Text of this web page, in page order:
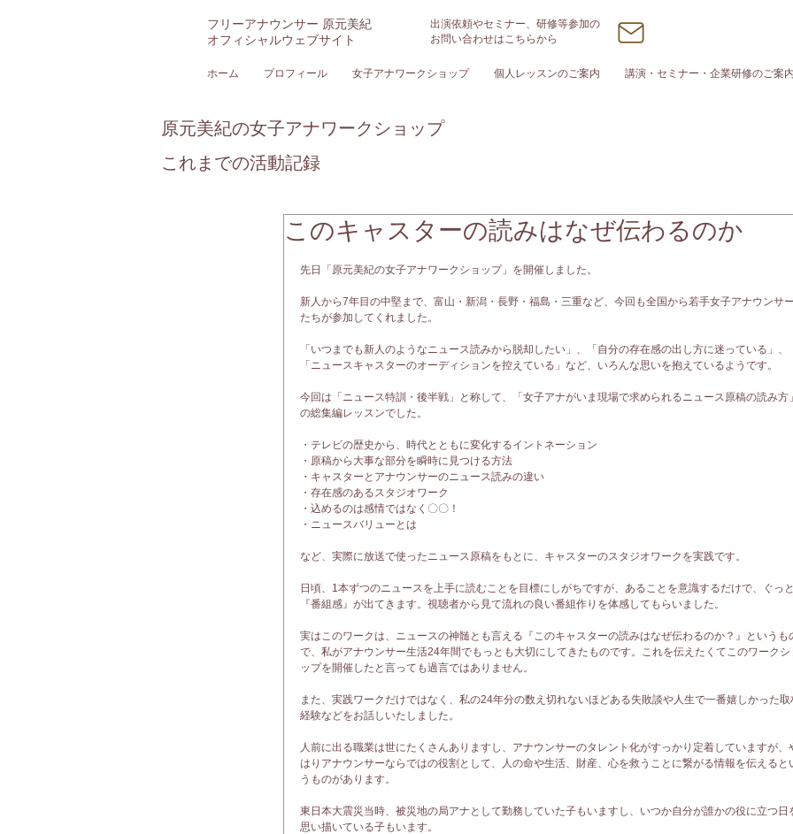
フリーアナウンサー 原元美紀
オフィシャルウェブサイト
出演依頼やセミナー、研修等参加の
お問い合わせはこちらから
ホーム プロフィール 女子アナワークショップ 個人レッスンのご案内 講演・セミナー・企業研修のご案内
原元美紀の女子アナワークショップ
これまでの活動記録
このキャスターの読みはなぜ伝わるのか
先日「原元美紀の女子アナワークショップ」を開催しました。
新人から7年目の中堅まで、富山・新潟・長野・福島・三重など、今回も全国から若手女子アナウンサー
たちが参加してくれました。
「いつまでも新人のようなニュース読みから脱却したい」、「自分の存在感の出し方に迷っている」、
「ニュースキャスターのオーディションを控えている」など、いろんな思いを抱えているようです。
今回は「ニュース特訓・後半戦」と称して、「女子アナがいま現場で求められるニュース原稿の読み方」
の総集編レッスンでした。
・テレビの歴史から、時代とともに変化するイントネーション
・原稿から大事な部分を瞬時に見つける方法
・キャスターとアナウンサーのニュース読みの違い
・存在感のあるスタジオワーク
・込めるのは感情ではなく〇〇！
・ニュースバリューとは
など、実際に放送で使ったニュース原稿をもとに、キャスターのスタジオワークを実践です。
日頃、1本ずつのニュースを上手に読むことを目標にしがちですが、あることを意識するだけで、ぐっと
『番組感』が出てきます。視聴者から見て流れの良い番組作りを体感してもらいました。
実はこのワークは、ニュースの神髄とも言える『このキャスターの読みはなぜ伝わるのか？』というも
で、私がアナウンサー生活24年間でもっとも大切にしてきたものです。これを伝えたくてこのワークシ
ップを開催したと言っても過言ではありません。
また、実践ワークだけではなく、私の24年分の数え切れないほどある失敗談や人生で一番嬉しかった取
経験などをお話しいたしました。
人前に出る職業は世にたくさんありますし、アナウンサーのタレント化がすっかり定着していますが、
はりアナウンサーならではの役割として、人の命や生活、財産、心を救うことに繋がる情報を伝えると
うものがあります。
東日本大震災当時、被災地の局アナとして勤務していた子もいますし、いつか自分が誰かの役に立つ日
思い描いている子もいます。